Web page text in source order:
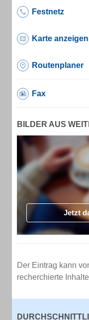
Festnetz
Karte anzeigen
Routenplaner
Fax
BILDER AUS
Jetzt
Der Eintrag kann
recherchierte